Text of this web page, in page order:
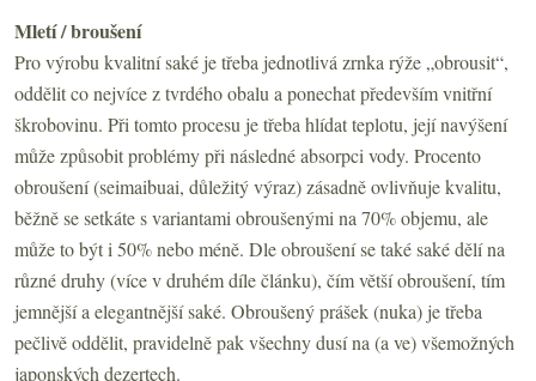
Mletí / broušení
Pro výrobu kvalitní saké je třeba jednotlivá zrnka rýže „obrousit“,
oddělit co nejvíce z tvrdého obalu a ponechat především vnitřní
škrobovinu. Při tomto procesu je třeba hlídat teplotu, její navýšení
může způsobit problémy při následné absorpci vody. Procento
obroušení (seimaibuai, důležitý výraz) zásadně ovlivňuje kvalitu,
běžně se setkáte s variantami obroušenými na 70% objemu, ale
může to být i 50% nebo méně. Dle obroušení se také saké dělí na
různé druhy (více v druhém díle článku), čím větší obroušení, tím
jemnější a elegantnější saké. Obroušený prášek (nuka) je třeba
pečlivě oddělit, pravidelně pak všechny dusí na (a ve) všemožných
japonských dezertech.